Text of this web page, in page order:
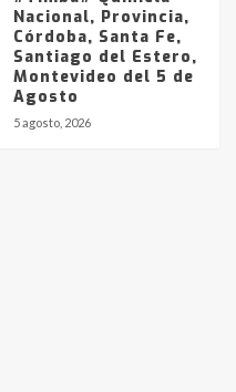
Nacional, Provincia,
Córdoba, Santa Fe,
Santiago del Estero,
Montevideo del 5 de
Agosto
5 agosto, 2026